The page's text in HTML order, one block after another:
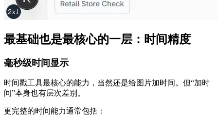
最基础也是最核心的一层：时间精度
毫秒级时间显示
时间戳工具最核心的能力，当然还是给图片加时间。但“加时
间”本身也有层次差别。
更完整的时间能力通常包括：